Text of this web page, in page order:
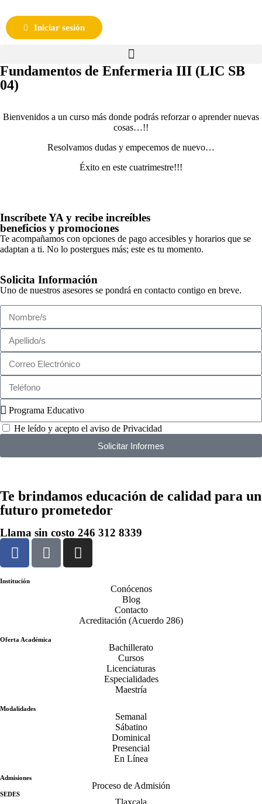
Iniciar sesión
Fundamentos de Enfermeria III (LIC SB
04)
Bienvenidos a un curso más donde podrás reforzar o aprender nuevas
cosas…!!
Resolvamos dudas y empecemos de nuevo…
Éxito en este cuatrimestre!!!
Inscríbete YA y recibe increíbles
beneficios y promociones
Te acompañamos con opciones de pago accesibles y horarios que se
adaptan a ti. No lo postergues más; este es tu momento.
Solicita Información
Uno de nuestros asesores se pondrá en contacto contigo en breve.
He leído y acepto el aviso de Privacidad
Solicitar Informes
Te brindamos educación de calidad para un
futuro prometedor
Llama sin costo 246 312 8339
Institución
Conócenos
Blog
Contacto
Acreditación (Acuerdo 286)
Oferta Académica
Bachillerato
Cursos
Licenciaturas
Especialidades
Maestría
Modalidades
Semanal
Sábatino
Dominical
Presencial
En Línea
Admisiones
Proceso de Admisión
SEDES
Tlaxcala